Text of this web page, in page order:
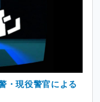
・現役警官による